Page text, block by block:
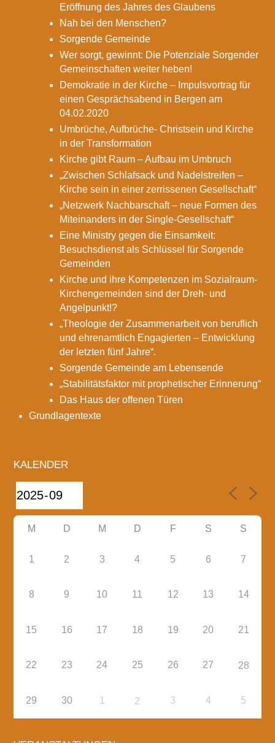
Eröffnung des Jahres des Glaubens
Nah bei den Menschen?
Sorgende Gemeinde
Wer sorgt, gewinnt: Die Potenziale Sorgender
Gemeinschaften weiter heben!
Demokratie in der Kirche – Impulsvortrag für
einen Gesprächsabend in Bergen am
04.02.2020
Umbrüche, Aufbrüche- Christsein und Kirche
in der Transformation
Kirche gibt Raum – Aufbau im Umbruch
„Zwischen Schlafsack und Nadelstreifen –
Kirche sein in einer zerrissenen Gesellschaft“
„Netzwerk Nachbarschaft – neue Formen des
Miteinanders in der Single-Gesellschaft“
Eine Ministry gegen die Einsamkeit:
Besuchsdienst als Schlüssel für Sorgende
Gemeinden
Kirche und ihre Kompetenzen im Sozialraum-
Kirchengemeinden sind der Dreh- und
Angelpunkt!?
„Theologie der Zusammenarbeit von beruflich
und ehrenamtlich Engagierten – Entwicklung
der letzten fünf Jahre“.
Sorgende Gemeinde am Lebensende
„Stabilitätsfaktor mit prophetischer Erinnerung“
Das Haus der offenen Türen
Grundlagentexte
KALENDER
M D M D F S S
1 2 3 4 5 6 7
8 9 10 11 12 13 14
15 16 17 18 19 20 21
22 23 24 25 26 27 28
29 30 1 2 3 4 5